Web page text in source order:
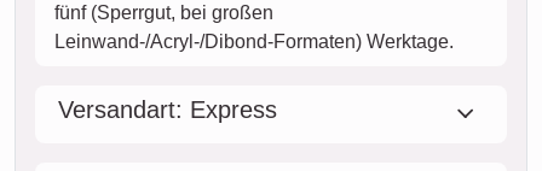
fünf (Sperrgut, bei großen
Leinwand-/Acryl-/Dibond-Formaten) Werktage.
Versandart: Express